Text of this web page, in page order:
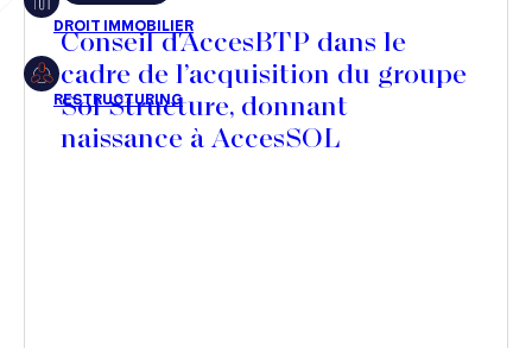
Article
Conseil d'AccesBTP dans le
cadre de l’acquisition du groupe
Sol Structure, donnant
naissance à AccesSOL